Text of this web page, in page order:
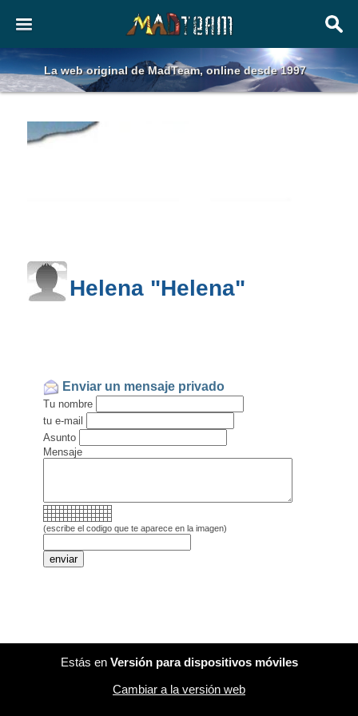
La web original de MadTeam, online desde 1997
Helena "Helena"
Enviar un mensaje privado
Tu nombre
tu e-mail
Asunto
Mensaje
(escribe el codigo que te aparece en la imagen)
Estás en Versión para dispositivos móviles
Cambiar a la versión web